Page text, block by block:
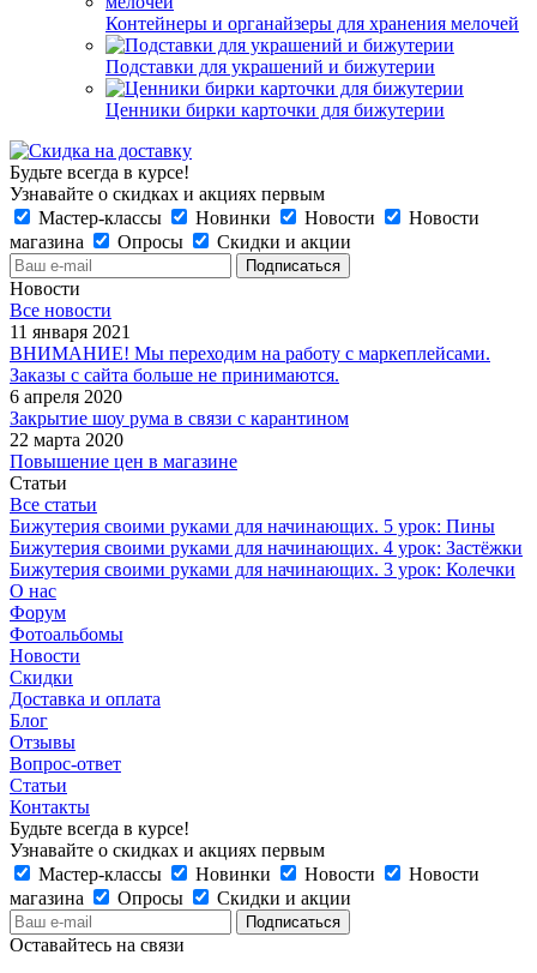
Контейнеры и органайзеры для хранения мелочей
Подставки для украшений и бижутерии
Ценники бирки карточки для бижутерии
Будьте всегда в курсе!
Узнавайте о скидках и акциях первым
Мастер-классы
Новинки Новости
Новости
магазина
Опросы Скидки и акции
Новости
Все новости
11 января 2021
ВНИМАНИЕ! Мы переходим на работу с маркеплейсами.
Заказы с сайта больше не принимаются.
6 апреля 2020
Закрытие шоу рума в связи с карантином
22 марта 2020
Повышение цен в магазине
Статьи
Все статьи
Бижутерия своими руками для начинающих. 5 урок: Пины
Бижутерия своими руками для начинающих. 4 урок: Застёжки
Бижутерия своими руками для начинающих. 3 урок: Колечки
О нас
Форум
Фотоальбомы
Новости
Скидки
Доставка и оплата
Блог
Отзывы
Вопрос-ответ
Статьи
Контакты
Будьте всегда в курсе!
Узнавайте о скидках и акциях первым
Мастер-классы
Новинки Новости
Новости
магазина
Опросы Скидки и акции
Оставайтесь на связи